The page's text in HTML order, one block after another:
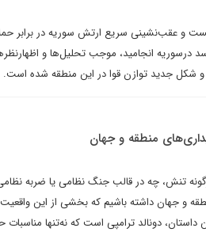
و عقب‌نشینی سریع ارتش سوریه در برابر
۵۴‌ساله خاندان اسد درسوریه انجامید، موجب تحلیل‌ها و
و شکل جدید توازن قوا در این منطقه شده است.
تنش، چه در قالب جنگ نظامی یا ضربه
و جهان داشته باشیم که بخشی از این
یک طرف این داستان، دونالد ترامپی است که‌ نه‌تنها